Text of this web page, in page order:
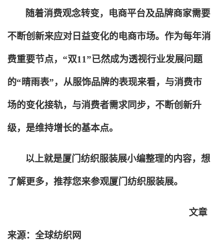
随着消费观念转变，电商平台及品牌商家需要
不断创新来应对日益变化的电商市场。作为每年消
费重要节点，“双11”已然成为透视行业发展问题
的“晴雨表”，从服饰品牌的表现来看，与消费市
场的变化接轨，与消费者需求同步，不断创新升
级，是维持增长的基本点。
以上就是厦门纺织服装展小编整理的内容，想
了解更多，推荐您来参观厦门纺织服装展。
文章
来源：全球纺织网